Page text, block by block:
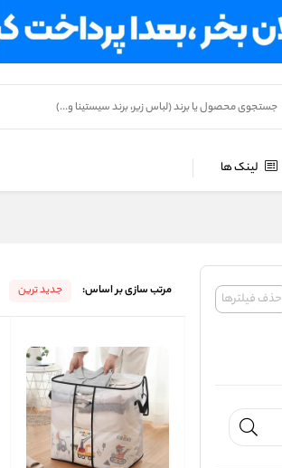
لینک ها
حذف فیلترها مرتب سازی بر اساس: جدید ترین